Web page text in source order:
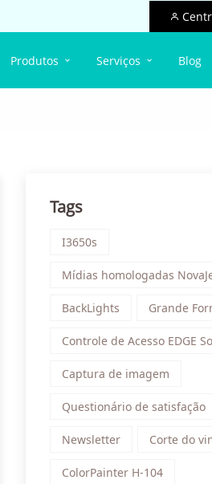
Produtos Serviços Blog
Tags
I3650s
Mídias homologadas
BackLights Grande
Controle de Acesso EDGE
Captura de imagem
Questionário de satisfação
Newsletter Corte do
ColorPainter H-104